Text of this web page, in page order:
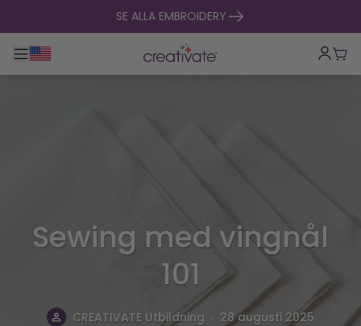
SE ALLA EMBROIDERY
Toggle huvudnavigering
Sewing med vingnål
101
CREATIVATE Utbildning . 28 augusti 2025